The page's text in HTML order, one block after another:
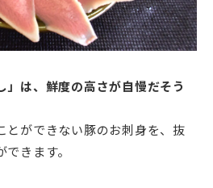
」は、鮮度の高さが自慢だそう
とができない豚のお刺身を、抜
きます。